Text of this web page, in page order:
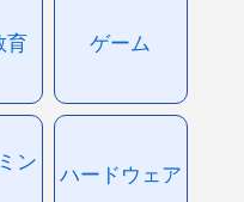
育 ゲーム
ン
ハードウェア